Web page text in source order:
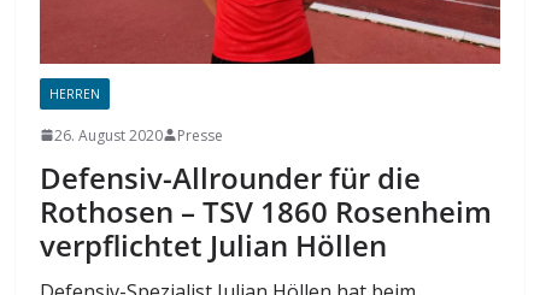
HERREN
26. August 2020 Presse
Defensiv-Allrounder für die
Rothosen – TSV 1860 Rosenheim
verpflichtet Julian Höllen